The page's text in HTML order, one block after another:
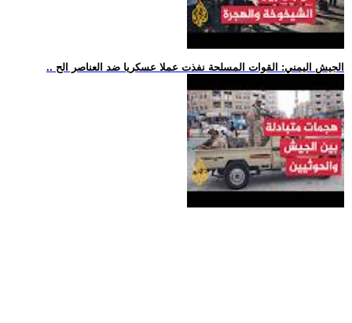
.. الجيش اليمني: القوات المسلحة نفذت عملا عسكريا ضد العناصر الح